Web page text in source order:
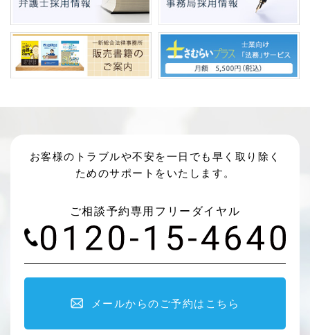
お客様のトラブルや不安を一日でも早く取り除く
ためのサポートをいたします。
ご相談予約専用フリーダイヤル
メールからのご予約はこちら